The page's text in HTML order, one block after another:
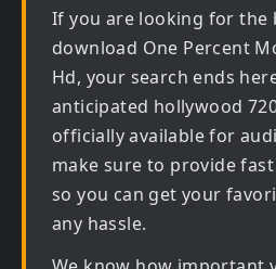
If you are looking for the
download One Percent
Hd, your search ends
anticipated hollywood
officially available for
make sure to provide
so you can get your
any hassle.